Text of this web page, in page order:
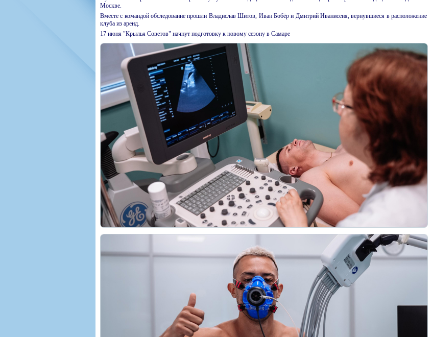
Москве.
Вместе с командой обследование прошли Владислав Шитов, Иван Бобёр и Дмитрий Иванисеня, вернувшиеся в расположение
клуба из аренд.
17 июня "Крылья Советов" начнут подготовку к новому сезону в Самаре